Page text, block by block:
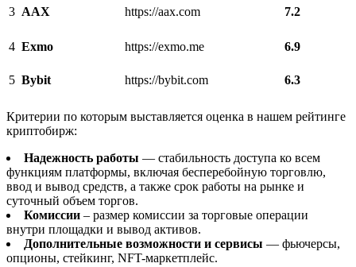
3 AAX https://aax.com 7.2
4 Exmo https://exmo.me 6.9
5 Bybit https://bybit.com 6.3
Критерии по которым выставляется оценка в нашем рейтинге
криптобирж:
Надежность работы — стабильность доступа ко всем
функциям платформы, включая бесперебойную торговлю,
ввод и вывод средств, а также срок работы на рынке и
суточный объем торгов.
Комиссии – размер комиссии за торговые операции
внутри площадки и вывод активов.
Дополнительные возможности и сервисы — фьючерсы,
опционы, стейкинг, NFT-маркетплейс.